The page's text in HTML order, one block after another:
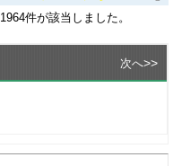
1964件が該当しました。
次へ>>